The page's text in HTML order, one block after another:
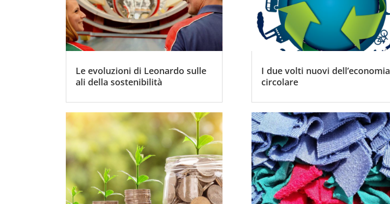
Le evoluzioni di Leonardo sulle
ali della sostenibilità
I due volti nuovi dell’economia
circolare